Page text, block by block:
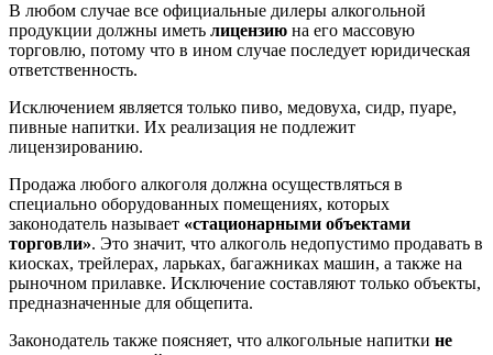
В любом случае все официальные дилеры алкогольной
продукции должны иметь лицензию на его массовую
торговлю, потому что в ином случае последует юридическая
ответственность.
Исключением является только пиво, медовуха, сидр, пуаре,
пивные напитки. Их реализация не подлежит
лицензированию.
Продажа любого алкоголя должна осуществляться в
специально оборудованных помещениях, которых
законодатель называет «стационарными объектами
торговли». Это значит, что алкоголь недопустимо продавать в
киосках, трейлерах, ларьках, багажниках машин, а также на
рыночном прилавке. Исключение составляют только объекты,
предназначенные для общепита.
Законодатель также поясняет, что алкогольные напитки не